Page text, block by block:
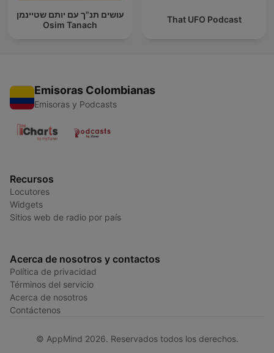
עושים תנ"ך עם יותם שטיינמן
Osim Tanach
That UFO Podcast
Emisoras Colombianas
Emisoras y Podcasts
Recursos
Locutores
Widgets
Sitios web de radio por país
Acerca de nosotros y contactos
Política de privacidad
Términos del servicio
Acerca de nosotros
Contáctenos
© AppMind 2026. Reservados todos los derechos.